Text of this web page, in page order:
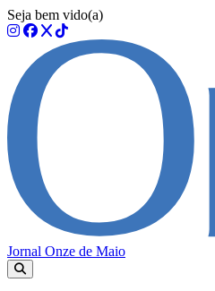
Seja bem vido(a)
Jornal Onze de Maio